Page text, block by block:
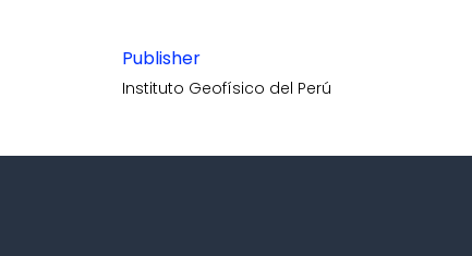
Publisher
Instituto Geofísico del Perú